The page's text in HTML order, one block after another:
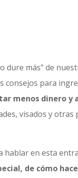
dure más” de
consejos para
menos dinero y
visados y otras
hablar en esta
de cómo